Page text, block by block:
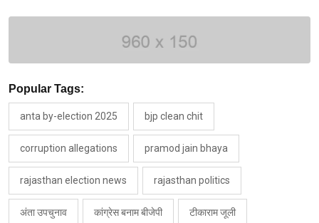
Popular Tags:
anta by-election 2025 bjp clean chit
corruption allegations pramod jain bhaya
rajasthan election news rajasthan politics
अंता उपचुनाव कांग्रेस बनाम बीजेपी टीकाराम जूली